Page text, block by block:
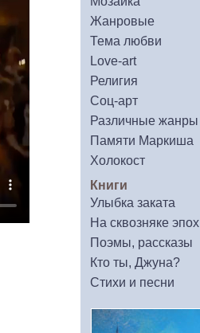
Жанровые
Тема любви
Love-art
Религия
Соц-арт
Различные жанры
Памяти Маркиша
Холокост
Книги
Улыбка заката
На сквозняке эпох
Поэмы, рассказы
Кто ты, Джуна?
Стихи и песни